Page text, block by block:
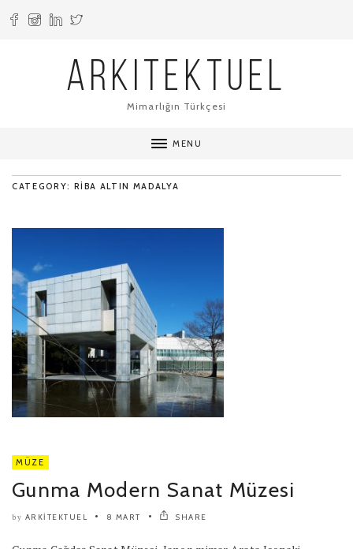
ARKITEKTUEL
Mimarlığın Türkçesi
MENU
CATEGORY: RIBA ALTIN MADALYA
MÜZE
Gunma Modern Sanat Müzesi
by ARKITEKTUEL 8 MART SHARE